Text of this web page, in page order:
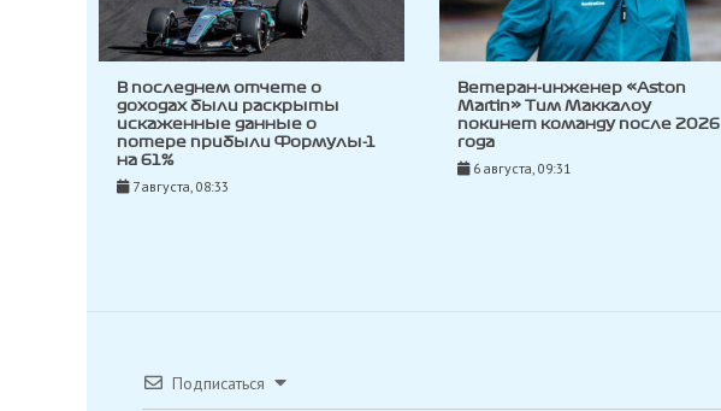
В последнем отчете о
доходах были раскрыты
искаженные данные о
потере прибыли Формулы-1
на 61%
7 августа, 08:33
Ветеран-инженер «Aston
Martin» Тим Маккалоу
покинет команду после 2026
года
6 августа, 09:31
Подписаться